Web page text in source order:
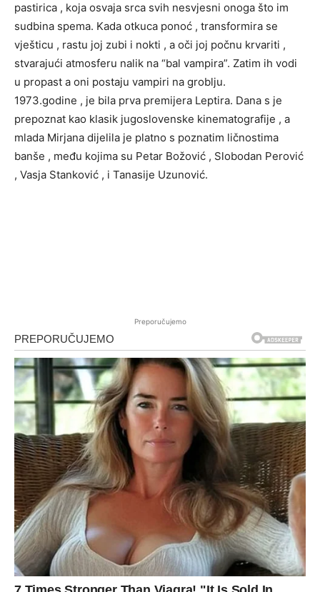
pastirica , koja osvaja srca svih nesvjesni onoga što im
sudbina spema. Kada otkuca ponoć , transformira se
vješticu , rastu joj zubi i nokti , a oči joj počnu krvariti ,
stvarajući atmosferu nalik na “bal vampira”. Zatim ih vodi
u propast a oni postaju vampiri na groblju.
1973.godine , je bila prva premijera Leptira. Dana s je
prepoznat kao klasik jugoslovenske kinematografije , a
mlada Mirjana dijelila je platno s poznatim ličnostima
banše , među kojima su Petar Božović , Slobodan Perović
, Vasja Stanković , i Tanasije Uzunović.
Preporučujemo